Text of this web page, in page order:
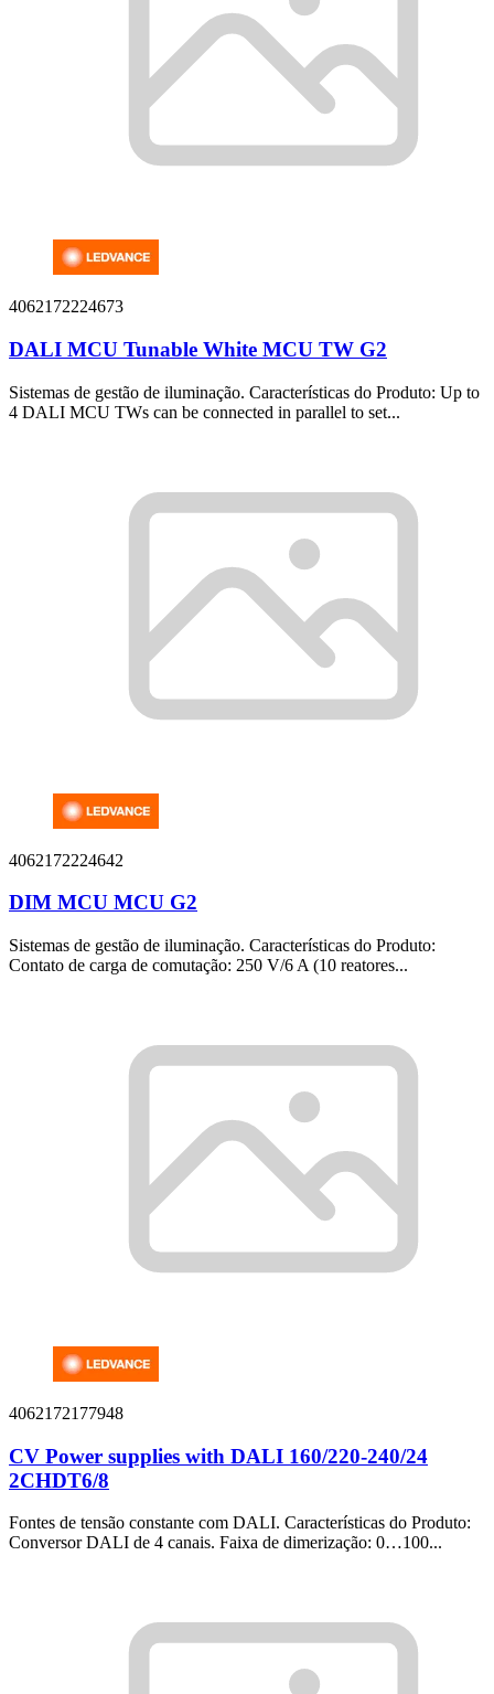
4062172224673
DALI MCU Tunable White MCU TW G2
Sistemas de gestão de iluminação. Características do Produto: Up to
4 DALI MCU TWs can be connected in parallel to set...
4062172224642
DIM MCU MCU G2
Sistemas de gestão de iluminação. Características do Produto:
Contato de carga de comutação: 250 V/6 A (10 reatores...
4062172177948
CV Power supplies with DALI 160/220-240/24
2CHDT6/8
Fontes de tensão constante com DALI. Características do Produto:
Conversor DALI de 4 canais. Faixa de dimerização: 0…100...